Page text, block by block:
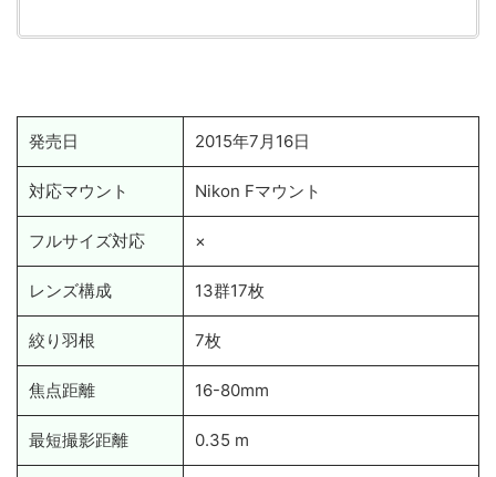
発売日 2015年7月16日
対応マウント Nikon Fマウント
フルサイズ対応 ×
レンズ構成 13群17枚
絞り羽根 7枚
焦点距離 16-80mm
最短撮影距離 0.35 m